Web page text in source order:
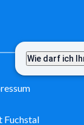
Fuchstal